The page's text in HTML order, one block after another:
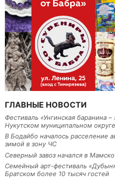
ГЛАВНЫЕ НОВОСТИ
Фестиваль «Унгинская баранина
Нукутском муниципальном округе
В Бодайбо началось расселение
зимой в зону ЧС
Северный завоз начался в
Семейный арт-фестиваль
Братском более 10 тысяч гостей